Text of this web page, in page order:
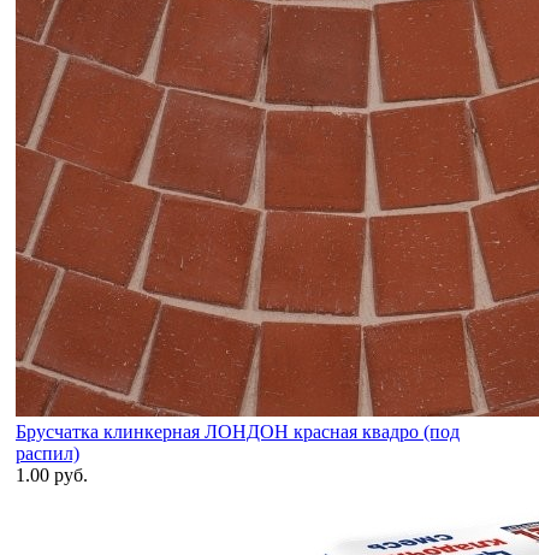
Брусчатка клинкерная ЛОНДОН красная квадро (под
распил)
1.00 руб.